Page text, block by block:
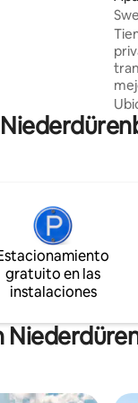
privada Perfecto
gratuito en las
instalaciones